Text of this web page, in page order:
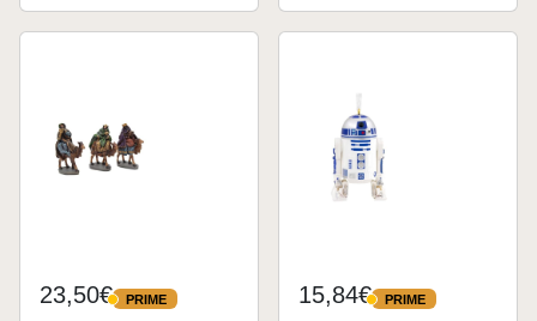
de Navidad, Piñata
23,50€ PRIME
PRIME 15,84€ PRIME
PRIME